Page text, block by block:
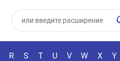
R S T U V W X Y